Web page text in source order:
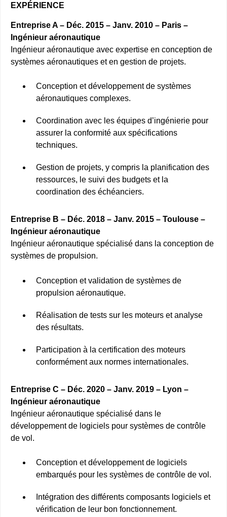
EXPÉRIENCE
Entreprise A – Déc. 2015 – Janv. 2010 – Paris –
Ingénieur aéronautique
Ingénieur aéronautique avec expertise en conception de
systèmes aéronautiques et en gestion de projets.
Conception et développement de systèmes
aéronautiques complexes.
Coordination avec les équipes d’ingénierie pour
assurer la conformité aux spécifications
techniques.
Gestion de projets, y compris la planification des
ressources, le suivi des budgets et la
coordination des échéanciers.
Entreprise B – Déc. 2018 – Janv. 2015 – Toulouse –
Ingénieur aéronautique
Ingénieur aéronautique spécialisé dans la conception de
systèmes de propulsion.
Conception et validation de systèmes de
propulsion aéronautique.
Réalisation de tests sur les moteurs et analyse
des résultats.
Participation à la certification des moteurs
conformément aux normes internationales.
Entreprise C – Déc. 2020 – Janv. 2019 – Lyon –
Ingénieur aéronautique
Ingénieur aéronautique spécialisé dans le
développement de logiciels pour systèmes de contrôle
de vol.
Conception et développement de logiciels
embarqués pour les systèmes de contrôle de vol.
Intégration des différents composants logiciels et
vérification de leur bon fonctionnement.